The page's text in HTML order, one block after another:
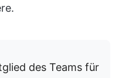
des Teams für